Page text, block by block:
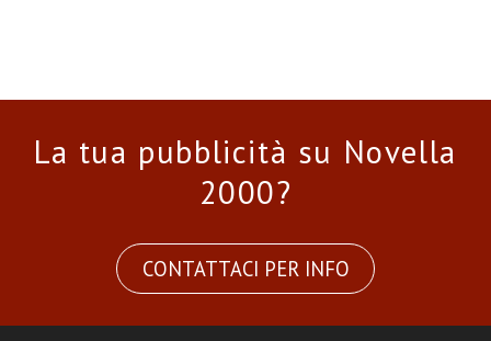
La tua pubblicità su Novella
2000?
CONTATTACI PER INFO